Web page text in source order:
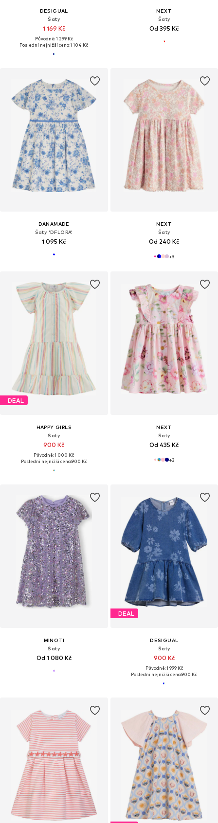
DESIGUAL
Šaty
1 169 Kč
Původně: 1 299 Kč
Poslední nejnižší cena:1 104 Kč
NEXT
Šaty
Od 395 Kč
DANAMADE
Šaty 'DFLORA'
1 095 Kč
NEXT
Šaty
Od 240 Kč
+3
DEAL
HAPPY GIRLS
Šaty
900 Kč
Původně: 1 000 Kč
Poslední nejnižší cena:900 Kč
NEXT
Šaty
Od 435 Kč
+2
MINOTI
Šaty
Od 1 080 Kč
DEAL
DESIGUAL
Šaty
900 Kč
Původně: 1 999 Kč
Poslední nejnižší cena:900 Kč